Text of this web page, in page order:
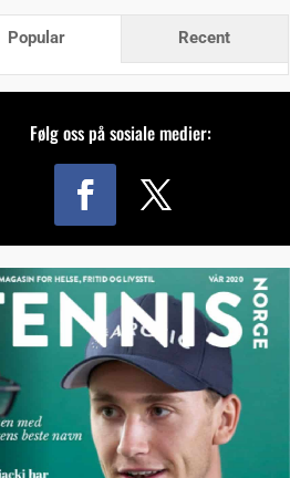
Popular Recent
Følg oss på sosiale medier: